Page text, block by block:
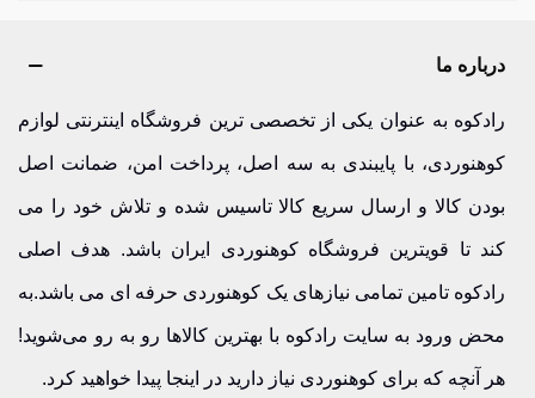
درباره ما
رادکوه به عنوان یکی از تخصصی ترین فروشگاه اینترنتی لوازم
کوهنوردی، با پایبندی به سه اصل، پرداخت امن، ضمانت اصل
بودن کالا و ارسال سریع کالا تاسیس شده و تلاش خود را می
کند تا قویترین فروشگاه کوهنوردی ایران باشد. هدف اصلی
رادکوه تامین تمامی نیازهای یک کوهنوردی حرفه ای می باشد.به
محض ورود به سایت رادکوه با بهترین کالاها رو به رو می‌شوید!
هر آنچه که برای کوهنوردی نیاز دارید در اینجا پیدا خواهید کرد.